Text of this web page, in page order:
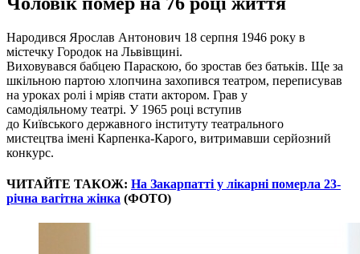
Народився Ярослав Антонович 18 серпня 1946 року в
містечку Городок на Львівщині.
Виховувався бабцею Параскою, бо зростав без батьків. Ще за
шкільною партою хлопчина захопився театром, переписував
на уроках ролі і мріяв стати актором. Грав у
самодіяльному театрі. У 1965 році вступив
до Київського державного інституту театрального
мистецтва імені Карпенка-Карого, витримавши серйозний
конкурс.
ЧИТАЙТЕ ТАКОЖ: На Закарпатті у лікарні померла 23-
річна вагітна жінка (ФОТО)